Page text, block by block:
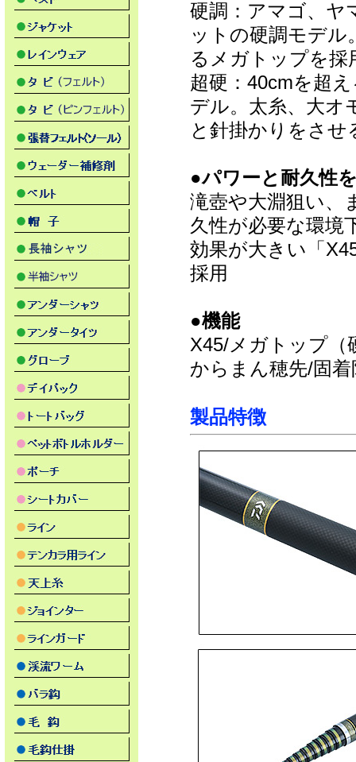
硬調：アマゴ、ヤ
ットの硬調モデル
るメガトップを採
超硬：40cmを超
デル。太糸、大オ
と針掛かりをさせ
●パワーと耐久性
滝壺や大淵狙い、
久性が必要な環境
効果が大きい「
採用
●機能
X45/メガトップ（
からまん穂先/固
製品特徴